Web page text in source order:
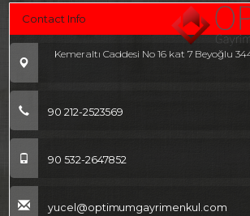
Contact Info
Kemeraltı Caddesi No 16 kat 7 Beyoğlu
90 212-2523569
90 532-2647852
yucel@optimumgayrimenkul.com